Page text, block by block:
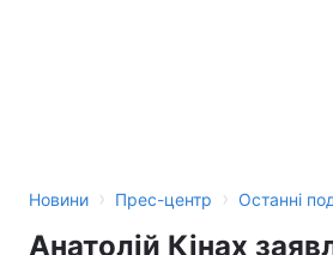
Новини › Прес-центр › Останні
Анатолій Кінах